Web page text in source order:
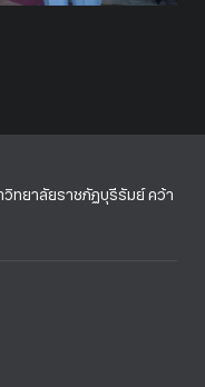
วิทยาลัยราชภัฏบุรีรัมย์ คว้า